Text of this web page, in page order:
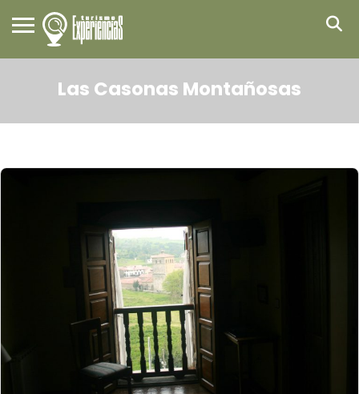
Las Casonas Montañosas